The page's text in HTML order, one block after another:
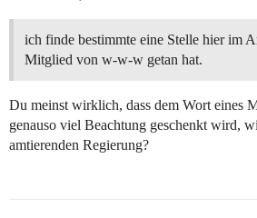
ich finde bestimmte eine Stelle hier im
Mitglied von w-w-w getan hat.
Du meinst wirklich, dass dem Wort eines
genauso viel Beachtung geschenkt wird,
amtierenden Regierung?